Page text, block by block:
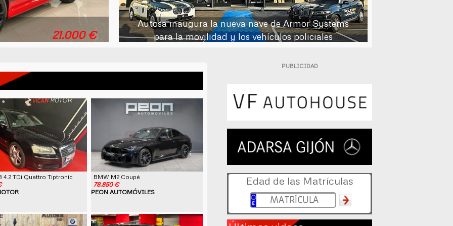
21.000 €
151.600 €
Autosa inaugura la nueva nave de Armor Systems
para la movilidad y los vehículos policiales
4.2 TDi Quattro Tiptronic
BMW M2 Coupé
78.850 €
PEON AUTOMÓVILES
PUBLICIDAD
Edad de las Matrículas